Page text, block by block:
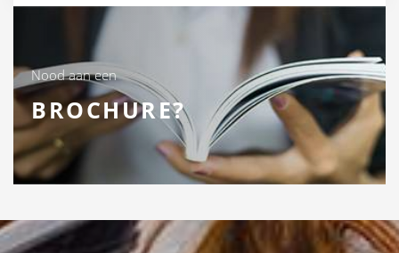
Nood aan een
BROCHURE?